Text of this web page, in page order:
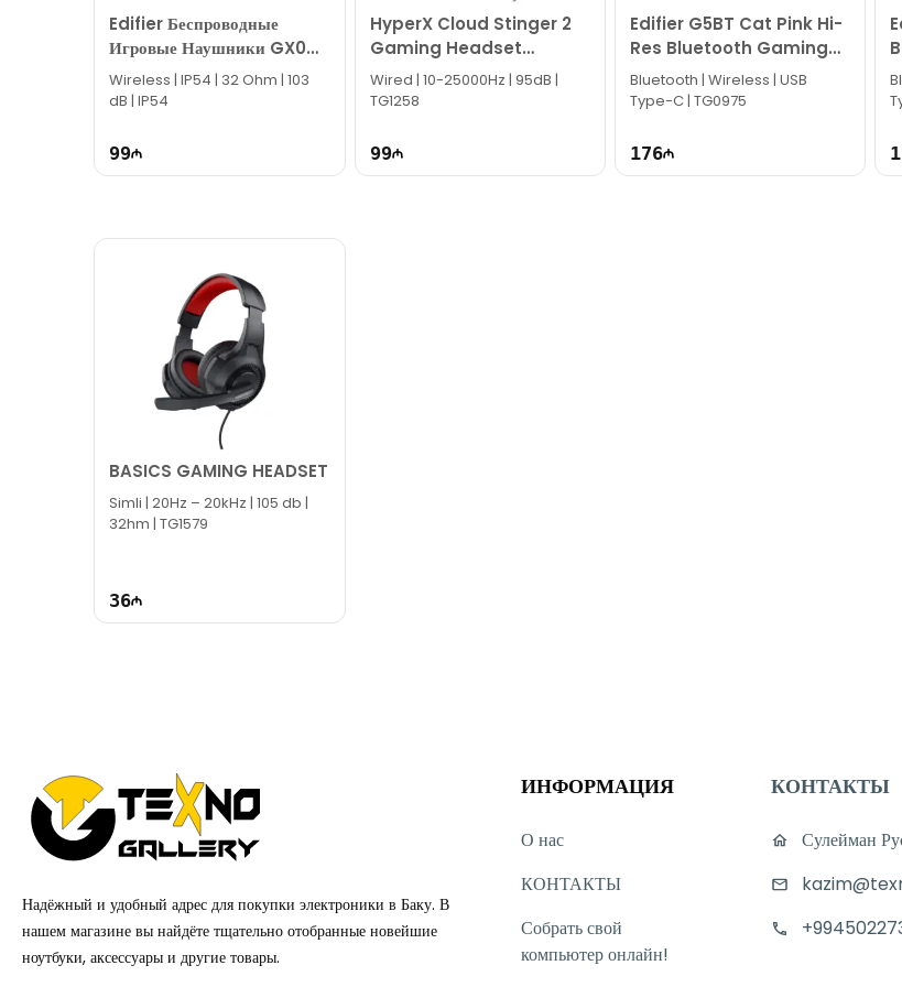
Edifier Беспроводные
Игровые Наушники GX04
HECATE
Wireless | IP54 | 32 Ohm | 103
dB | IP54
99
HyperX Cloud Stinger 2
Gaming Headset
683L9AA
Wired | 10-25000Hz | 95dB |
TG1258
99
Edifier G5BT Cat Pink Hi-
Res Bluetooth Gaming
Headset
Bluetooth | Wireless | USB
Type-C | TG0975
176
BASICS GAMING HEADSET
Simli | 20Hz – 20kHz | 105 db |
32hm | TG1579
36
Надёжный и удобный адрес для покупки электроники в Баку. В
нашем магазине вы найдёте тщательно отобранные новейшие
ноутбуки, аксессуары и другие товары.
ИНФОРМАЦИЯ
О нас
КОНТАКТЫ
Собрать свой
компьютер онлайн!
КОНТАКТЫ
Сулейман